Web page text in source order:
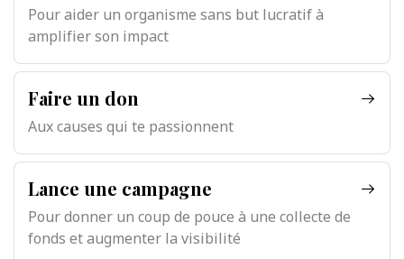
Pour aider un organisme sans but lucratif à
amplifier son impact
Faire un don
Aux causes qui te passionnent
Lance une campagne
Pour donner un coup de pouce à une collecte de
fonds et augmenter la visibilité